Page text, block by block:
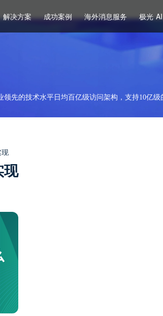
解决方案 成功案例 海外消息服务 极光 AI
先的技术水平日均百亿级访问架构，支持10亿级
现